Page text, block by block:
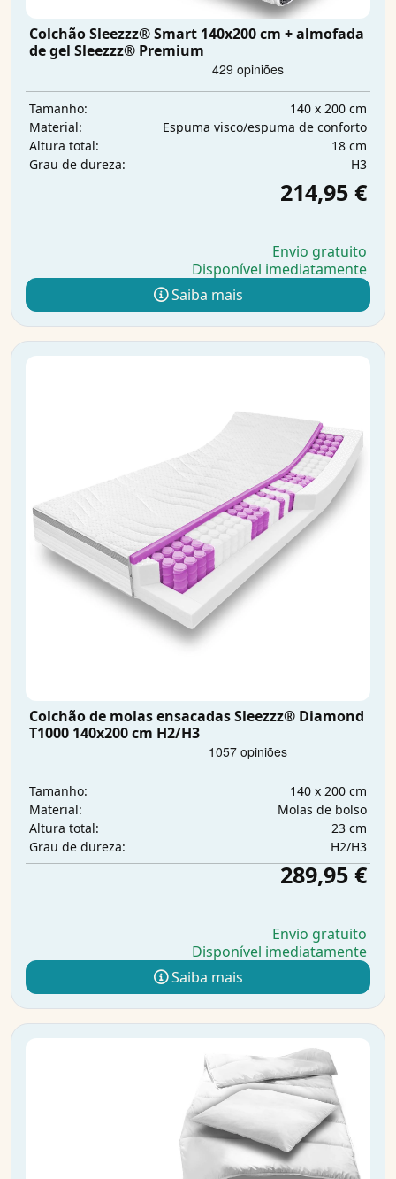
Colchão Sleezzz® Smart 140x200 cm + almofada
de gel Sleezzz® Premium
Tamanho:
140 x 200 cm
Material:
Espuma visco/espuma de conforto
Altura total:
18 cm
Grau de dureza:
H3
214,95 €
Envio gratuito
Disponível imediatamente
Saiba mais
Colchão de molas ensacadas Sleezzz® Diamond
T1000 140x200 cm H2/H3
Tamanho:
140 x 200 cm
Material:
Molas de bolso
Altura total:
23 cm
Grau de dureza:
H2/H3
289,95 €
Envio gratuito
Disponível imediatamente
Saiba mais